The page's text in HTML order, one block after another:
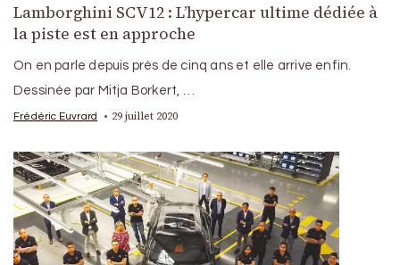
Lamborghini SCV12 : L’hypercar ultime dédiée à
la piste est en approche
On en parle depuis près de cinq ans et elle arrive enfin.
Dessinée par Mitja Borkert, …
Frédéric Euvrard 29 juillet 2020